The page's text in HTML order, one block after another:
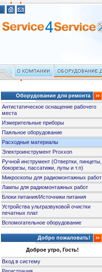
Оборудование для ремонта
Антистатическое оснащение рабочего
места
Измерительные приборы
Паяльное оборудование
Расходные материалы
Электроинструмент Proxxon
Ручной инструмент (Отвертки, пинцеты,
бокорезы, пассатижи, лупы и т.п)
Микроскопы для радиомонтажных работ
Лампы для радиомонтажных работ
Блоки питания/Источники питания
Устройства ультразвуковой очистки
печатных плат
Вспомогательное оборудование
Добро пожаловать!
Доброе утро, Гость!
Вход в систему